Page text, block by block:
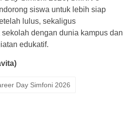
siswa untuk lebih siap
lulus, sekaligus
dengan dunia kampus dan
edukatif.
Day Simfoni 2026